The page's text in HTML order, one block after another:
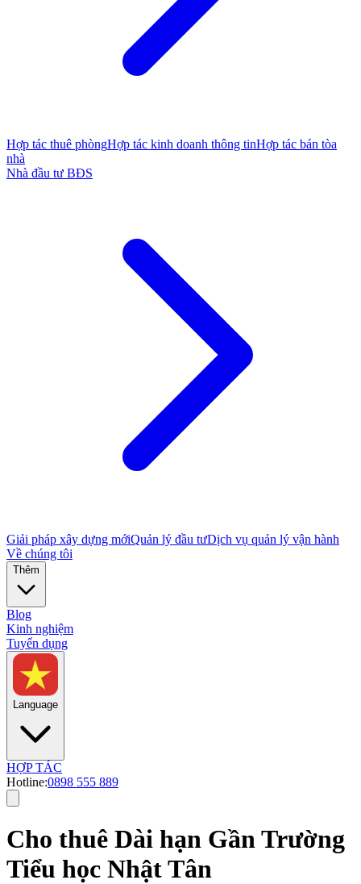
Hợp tác thuê phòngHợp tác kinh doanh thông tinHợp tác bán tòa
nhà
Nhà đầu tư BĐS
Giải pháp xây dựng mớiQuản lý đầu tưDịch vụ quản lý vận hành
Về chúng tôi
Thêm
Blog
Kinh nghiệm
Tuyển dụng
Language
HỢP TÁC
Hotline:0898 555 889
Cho thuê Dài hạn Gần Trường
Tiểu học Nhật Tân